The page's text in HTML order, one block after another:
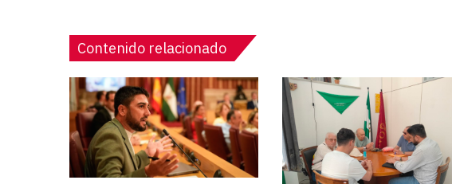
Contenido relacionado